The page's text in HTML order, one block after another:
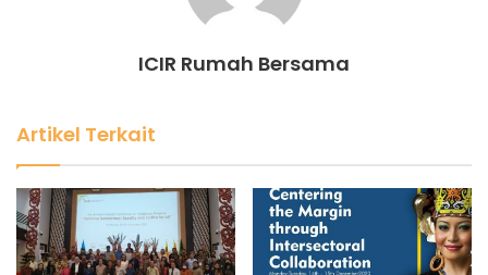
ICIR Rumah Bersama
Artikel Terkait